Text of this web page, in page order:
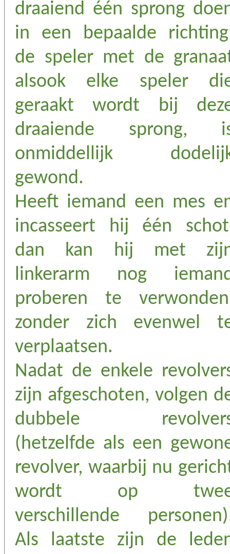
draaiend één sprong
in een bepaalde
de speler met de
alsook elke speler
geraakt wordt bij
draaiende sprong,
onmiddellijk
gewond.
Heeft iemand een mes
incasseert hij één
dan kan hij met
linkerarm nog
proberen te
zonder zich evenwel
verplaatsen.
Nadat de enkele
zijn afgeschoten, volgen
dubbele
(hetzelfde als een
revolver, waarbij nu
wordt op
verschillende
Als laatste zijn de